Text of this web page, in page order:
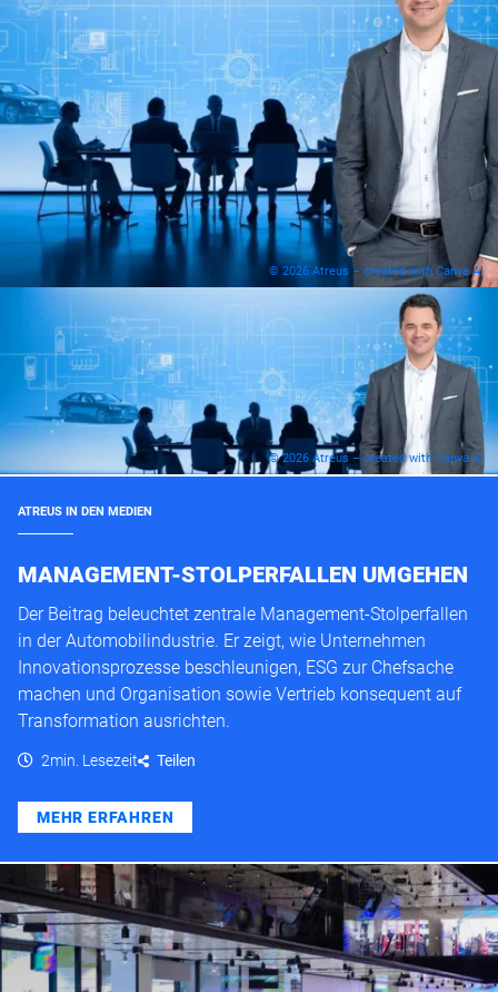
© 2026 Atreus – created with Canva AI
© 2026 Atreus – created with Canva AI
ATREUS IN DEN MEDIEN
MANAGEMENT-STOLPERFALLEN UMGEHEN
Der Beitrag beleuchtet zentrale Management-Stolperfallen
in der Automobilindustrie. Er zeigt, wie Unternehmen
Innovationsprozesse beschleunigen, ESG zur Chefsache
machen und Organisation sowie Vertrieb konsequent auf
Transformation ausrichten.
2min. Lesezeit Teilen
MEHR ERFAHREN